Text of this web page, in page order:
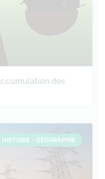
des
HISTOIRE - GÉOGRAPHIE